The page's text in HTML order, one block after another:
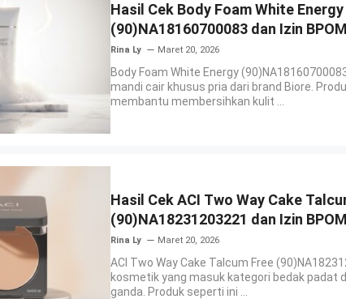
Hasil Cek Body Foam White Energy
(90)NA18160700083 dan Izin BPOM
Rina Ly Maret 20, 2026
Body Foam White Energy
mandi cair khusus pria dari brand Biore.
membantu membersihkan kulit ...
Hasil Cek ACI Two Way Cake
(90)NA18231203221 dan Izin BPOM
Rina Ly Maret 20, 2026
ACI Two Way Cake Talcum Free
kosmetik yang masuk kategori bedak padat
ganda. Produk seperti ini ...